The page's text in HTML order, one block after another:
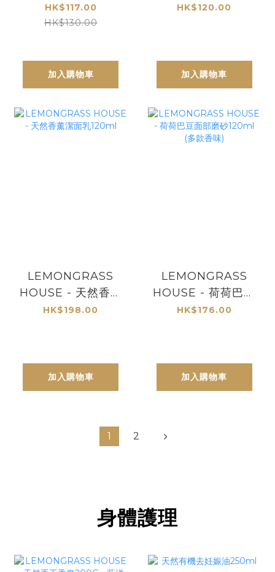
面膜 100G (多款香
味)
HK$117.00
HK$130.00
加入購物車
面部按摩油 60ml
HK$120.00
加入購物車
LEMONGRASS
HOUSE - 天然香薰
潔面乳120ml
HK$198.00
加入購物車
LEMONGRASS
HOUSE - 荷荷巴豆
面部磨砂120ml (多
HK$176.00
加入購物車
1 2
身體護理